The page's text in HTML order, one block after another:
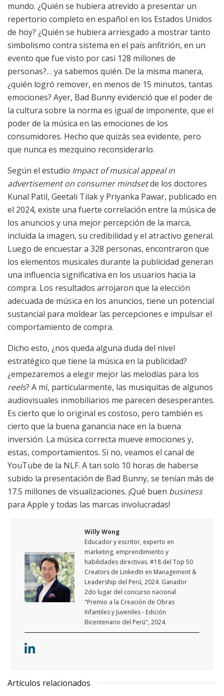
mundo. ¿Quién se hubiera atrevido a presentar un
repertorio completo en español en los Estados Unidos
de hoy? ¿Quién se hubiera arriesgado a mostrar tanto
simbolismo contra sistema en el país anfitrión, en un
evento que fue visto por casi 128 millones de
personas?… ya sabemos quién. De la misma manera,
¿quién logró remover, en menos de 15 minutos, tantas
emociones? Ayer, Bad Bunny evidenció que el poder de
la cultura sobre la norma es igual de imponente, que el
poder de la música en las emociones de los
consumidores. Hecho que quizás sea evidente, pero
que nunca es mezquino reconsiderarlo.
Según el estudio Impact of musical appeal in
advertisement on consumer mindsetde los doctores
Kunal Patil, Geetali Tilak y Priyanka Pawar, publicado en
el 2024, existe una fuerte correlación entre la música de
los anuncios y una mejor percepción de la marca,
incluida la imagen, su credibilidad y el atractivo general.
Luego de encuestar a 328 personas, encontraron que
los elementos musicales durante la publicidad generan
una influencia significativa en los usuarios hacia la
compra. Los resultados arrojaron que la elección
adecuada de música en los anuncios, tiene un potencial
sustancial para moldear las percepciones e impulsar el
comportamiento de compra.
Dicho esto, ¿nos queda alguna duda del nivel
estratégico que tiene la música en la publicidad?
¿empezaremos a elegir mejor las melodías para los
reels? A mí, particularmente, las musiquitas de algunos
audiovisuales inmobiliarios me parecen desesperantes.
Es cierto que lo original es costoso, pero también es
cierto que la buena ganancia nace en la buena
inversión. La música correcta mueve emociones y,
estas, comportamientos. Si no, veamos el canal de
YouTube de la NLF. A tan solo 10 horas de haberse
subido la presentación de Bad Bunny, se tenían más de
17.5 millones de visualizaciones. ¡Qué buen business
para Apple y todas las marcas involucradas!
Willy Wong
Educador y escritor, experto en
marketing, emprendimiento y
habilidades directivas. #18 del Top 50
Creators de LinkedIn en Management &
Leadership del Perú, 2024. Ganador
2do lugar del concurso nacional
"Premio a la Creación de Obras
Infantiles y Juveniles - Edición
Bicentenario del Perú", 2024.
Artículos relacionados